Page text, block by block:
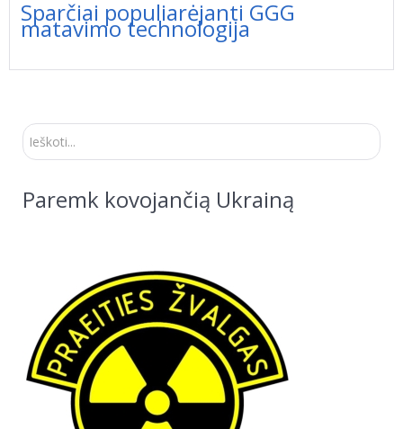
Sparčiai populiarėjanti GGG
matavimo technologija
Ieškoti...
Paremk kovojančią Ukrainą